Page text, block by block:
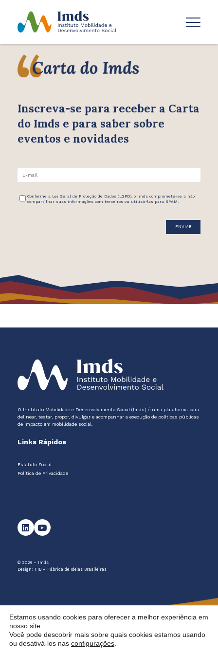
Inscreva-se para receber a Carta
do Imds e para saber sobre
eventos e novidades
Conforme a Lei Geral de Proteção de Dados (LGPD), o Imds compromete-se a não
compartilhar suas informações com terceiros ou utilizá-las para SPAM.
O Instituto Mobilidade e Desenvolvimento Social (Imds) é uma plataforma para
delinear, testar, propor, divulgar e acompanhar a execução de políticas públicas
de impacto em mobilidade social.
Links Rápidos
Estatuto Social
Política de Privacidade
© 2026 – Imds
Design: FIB – Fábrica de Ideias Brasileiras
Estamos usando cookies para oferecer a melhor experiência em
nosso site.
Você pode descobrir mais sobre quais cookies estamos usando
ou desativá-los nas configurações